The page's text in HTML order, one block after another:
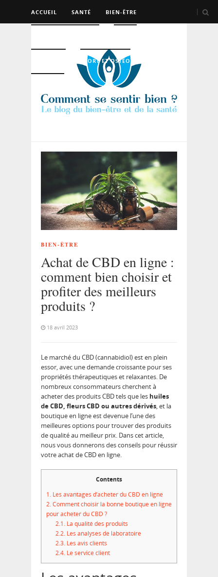
ACCUEIL SANTÉ BIEN-ÊTRE
SPORT ET OSTÉO
BIEN-ÊTRE
Achat de CBD en ligne :
comment bien choisir et
profiter des meilleurs
produits ?
18 avril 2023
Le marché du CBD (cannabidiol) est en plein
essor, avec une demande croissante pour ses
propriétés thérapeutiques et relaxantes. De
nombreux consommateurs cherchent à
acheter des produits CBD tels que les huiles
de CBD, fleurs CBD ou autres dérivés, et la
boutique en ligne est devenue l’une des
meilleures options pour trouver des produits
de qualité au meilleur prix. Dans cet article,
nous vous donnerons des conseils pour réussir
votre achat de CBD en ligne.
Contents
1. Les avantages d’acheter du CBD en ligne
2.Comment choisir la bonne boutique en ligne
pour acheter du CBD ?
2.1.La qualité des produits
2.2.Les analyses de laboratoire
2.3.Les avis clients
2.4.Le service client